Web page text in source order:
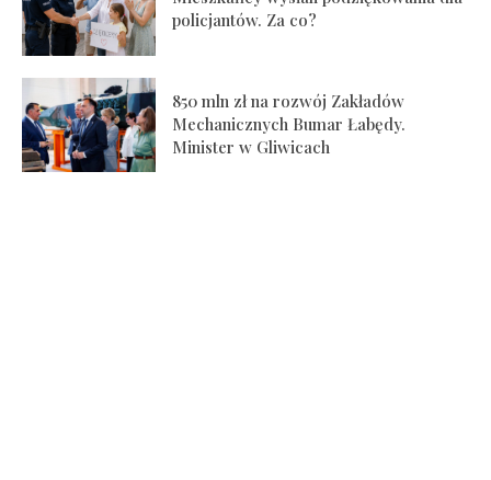
policjantów. Za co?
850 mln zł na rozwój Zakładów
Mechanicznych Bumar Łabędy.
Minister w Gliwicach